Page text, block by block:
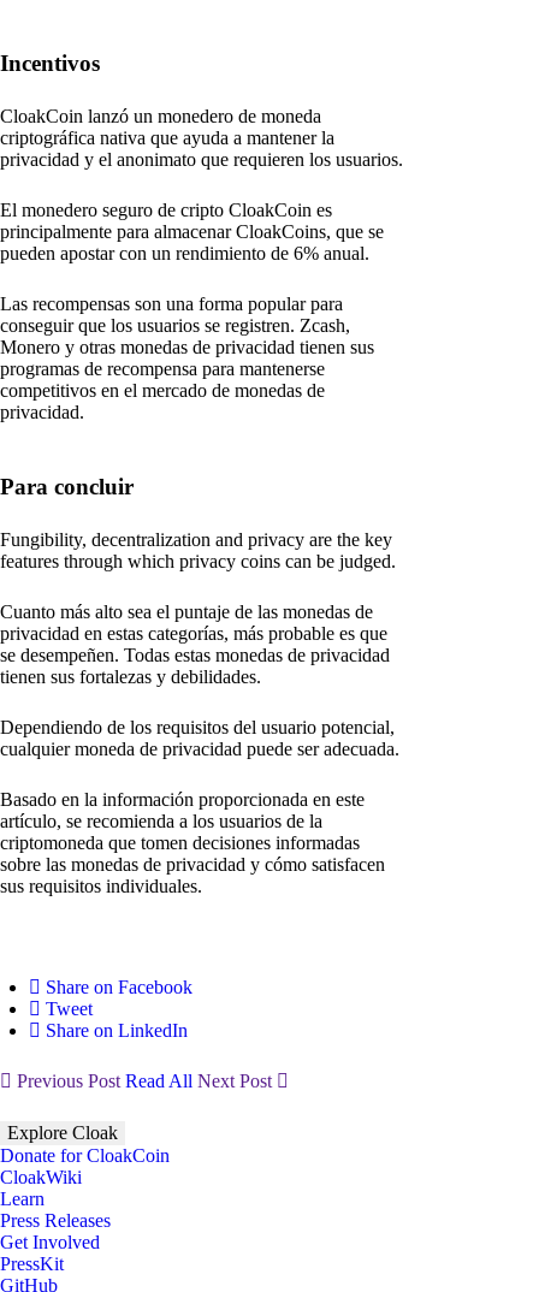
Incentivos
CloakCoin lanzó un monedero de moneda
criptográfica nativa que ayuda a mantener la
privacidad y el anonimato que requieren los usuarios.
El monedero seguro de cripto CloakCoin es
principalmente para almacenar CloakCoins, que se
pueden apostar con un rendimiento de 6% anual.
Las recompensas son una forma popular para
conseguir que los usuarios se registren. Zcash,
Monero y otras monedas de privacidad tienen sus
programas de recompensa para mantenerse
competitivos en el mercado de monedas de
privacidad.
Para concluir
Fungibility, decentralization and privacy are the key
features through which privacy coins can be judged.
Cuanto más alto sea el puntaje de las monedas de
privacidad en estas categorías, más probable es que
se desempeñen. Todas estas monedas de privacidad
tienen sus fortalezas y debilidades.
Dependiendo de los requisitos del usuario potencial,
cualquier moneda de privacidad puede ser adecuada.
Basado en la información proporcionada en este
artículo, se recomienda a los usuarios de la
criptomoneda que tomen decisiones informadas
sobre las monedas de privacidad y cómo satisfacen
sus requisitos individuales.
Share on Facebook
Tweet
Share on LinkedIn
Previous Post Read All Next Post
Explore Cloak
Donate for CloakCoin
CloakWiki
Learn
Press Releases
Get Involved
PressKit
GitHub